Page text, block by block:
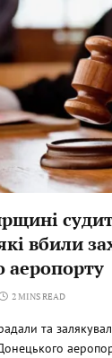
вбили
аеропорту
2 MINS READ
та